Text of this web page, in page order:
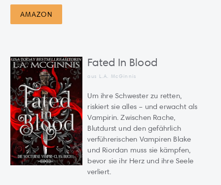
AMAZON
Fated In Blood
aus L.A. McGinnis
Um ihre Schwester zu retten,
riskiert sie alles – und erwacht als
Vampirin. Zwischen Rache,
Blutdurst und den gefährlich
verführerischen Vampiren Blake
und Riordan muss sie kämpfen,
bevor sie ihr Herz und ihre Seele
verliert.